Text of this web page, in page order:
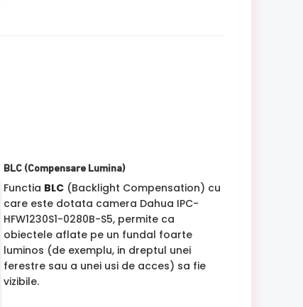
BLC (Compensare Lumina)
Functia BLC(Backlight Compensation) cu
care este dotata camera Dahua IPC-
HFW1230S1-0280B-S5, permite ca
obiectele aflate pe un fundal foarte
luminos (de exemplu, in dreptul unei
ferestre sau a unei usi de acces) sa fie
vizibile.